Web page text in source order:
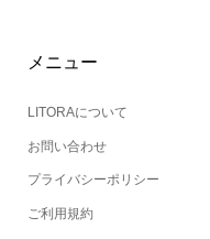
メニュー
LITORAについて
お問い合わせ
プライバシーポリシー
ご利用規約